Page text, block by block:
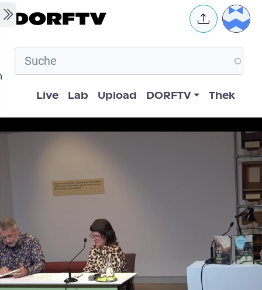
Skip to main content User
Hauptnavigation
Live Lab Upload DORFTV Thek